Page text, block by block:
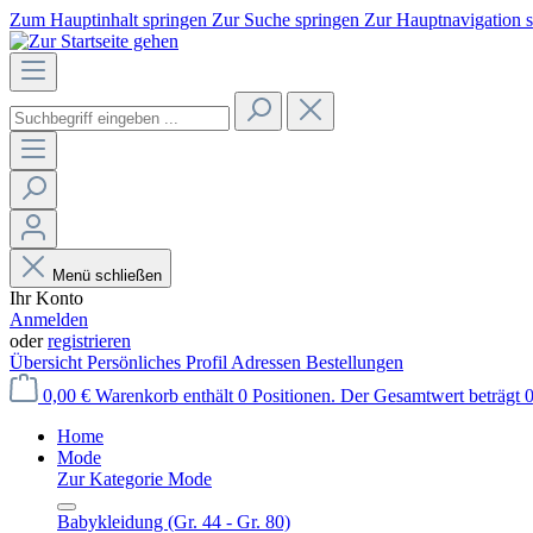
Zum Hauptinhalt springen Zur Suche springen Zur Hauptnavigation
Menü schließen
Ihr Konto
Anmelden
oderregistrieren
Übersicht Persönliches Profil Adressen Bestellungen
0,00 € Warenkorb enthält 0 Positionen. Der Gesamtwert beträgt
Home
Mode
Zur Kategorie Mode
Babykleidung (Gr. 44 - Gr. 80)